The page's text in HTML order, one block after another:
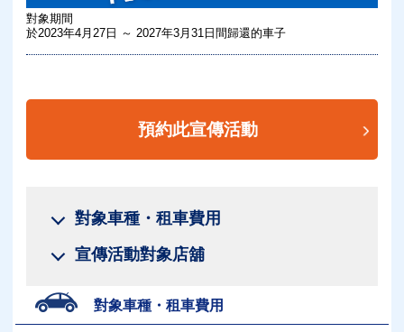
對象期間
於2023年4月27日 ～ 2027年3月31日間歸還的車子
預約此宣傳活動
對象車種・租車費用
宣傳活動對象店舖
對象車種・租車費用